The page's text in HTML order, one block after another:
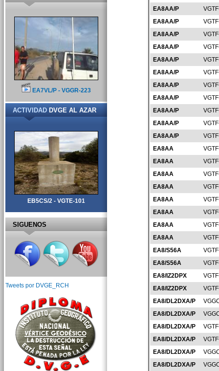
EA8AA/P
EA8AA/P
EA8AA/P
EA8AA/P
EA8AA/P
EA8AA/P
EA8AA/P
EA8AA/P
EA8AA/P
EA8AA/P
EA8AA/P
EA8AA
EA8AA
EA8AA
EA8AA
EA8AA
EA8AA
EA8AA
EA8AA
EA8/S56A
EA8/S56A
EA8/IZ2DPX
EA8/IZ2DPX
EA8/DL2DXA/P
EA8/DL2DXA/P
EA8/DL2DXA/P
EA8/DL2DXA/P
EA8/DL2DXA/P
EA8/DL2DXA/P
EA7VL/P - VGGR-223
ACTIVIDADDVGE AL AZAR
EB5CS/2 - VGTE-101
SIGUENOS
Tweets por DVGE_RCH